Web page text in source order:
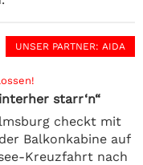
UNSER PARTNER: AIDA
starr‘n“
checkt mit
Balkonkabine auf
Kreuzfahrt nach